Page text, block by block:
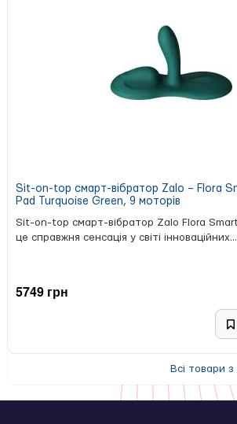
Sit-on-top смарт-вібратор Zalo – Flora
Pad Turquoise Green, 9 моторів
Sit-on-top смарт-вібратор Zalo Flora
це справжня сенсація у світі
5749 грн
Всі товари з